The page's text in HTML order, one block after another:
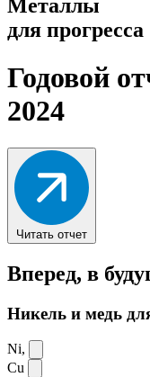
Металлы
для прогресса
Годовой
2024
Читать отчет
Вперед, в
Никель и медь
Ni,
Cu